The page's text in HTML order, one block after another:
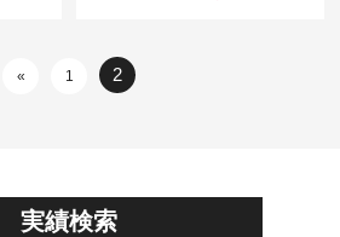
« 1 2
実績検索